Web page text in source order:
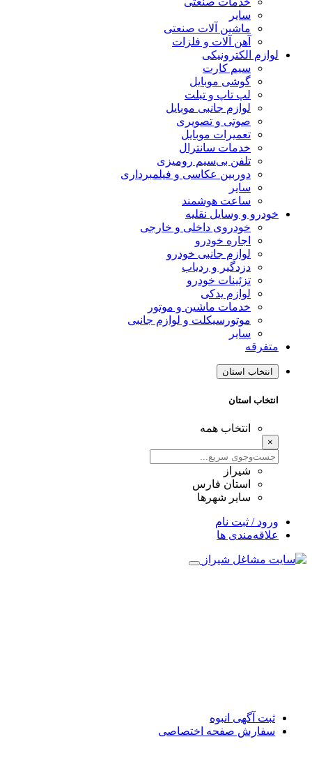
سایر
ماشین آلات صنعتی
آهن آلات و فلزات
لوازم الکترونیکی
سیم کارت
گوشی موبایل
لپ تاپ و تبلت
لوازم جانبی موبایل
صوتی و تصویری
تعمیرات موبایل
خدمات سانترال
تلفن بی‌سیم رومیزی
دوربین عکاسی و فیلمبرداری
سایر
ساعت هوشمند
خودرو و وسایل نقلیه
خودروی داخلی و خارجی
اجاره خودرو
لوازم جانبی خودرو
دزدگیر و ردیاب
تزئینات خودرو
لوازم یدکی
خدمات ماشین و موتور
موتورسیکلت و لوازم جانبی
سایر
متفرقه
انتخاب استان
انتخاب استان
انتخاب همه
×
شیراز
استان فارس
سایر شهرها
ورود / ثبت نام
علاقه‌مندی ها
ثبت آگهی انبوه
سفارش صفحه اختصاصی